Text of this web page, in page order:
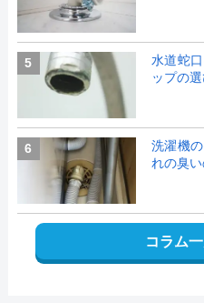
5
水道蛇
ップの
6
洗濯機
れの臭
コラム